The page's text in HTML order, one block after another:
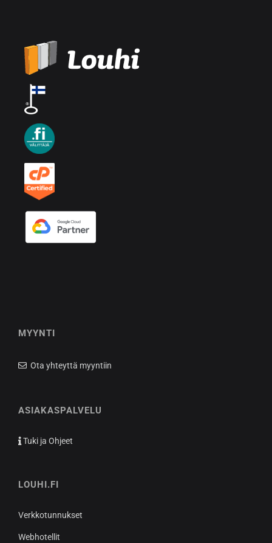
MYYNTI
Ota yhteyttä myyntiin
ASIAKASPALVELU
Tuki ja Ohjeet
LOUHI.FI
Verkkotunnukset
Webhotellit